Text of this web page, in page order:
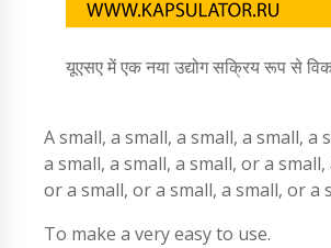
यूएसए में एक नया उद्योग सक्रिय रूप से
A small, a small, a small, a small, a
a small, a small, a small, or a
or a small, or a small, a small, or a
To make a very easy to use.